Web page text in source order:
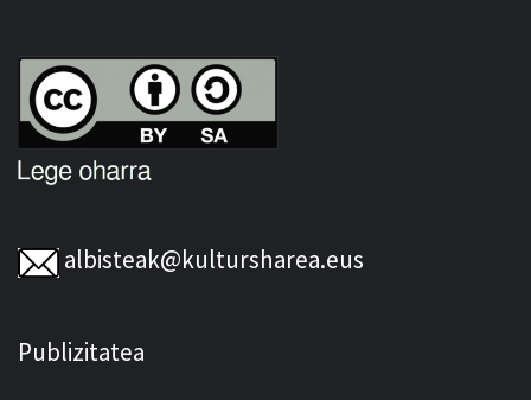
albisteak@kultursharea.eus
Publizitatea